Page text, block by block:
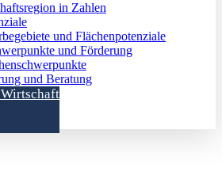
in Zahlen
und Flächenpotenziale
und Förderung
und Beratung